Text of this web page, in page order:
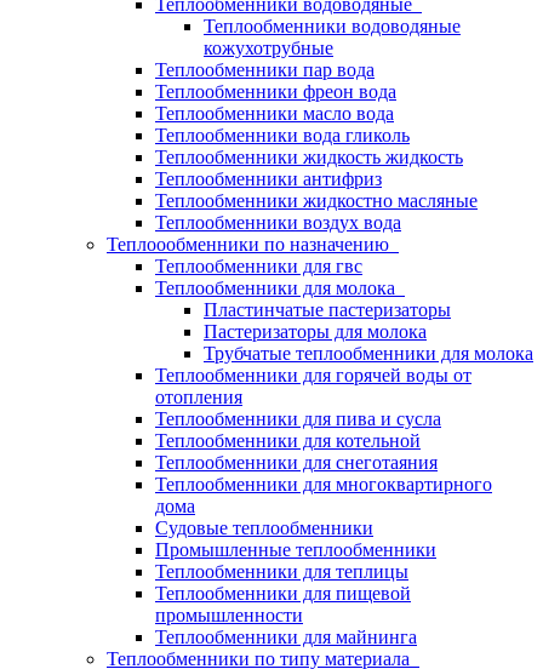
Теплообменники водоводяные
Теплообменники водоводяные
кожухотрубные
Теплообменники пар вода
Теплообменники фреон вода
Теплообменники масло вода
Теплообменники вода гликоль
Теплообменники жидкость жидкость
Теплообменники антифриз
Теплообменники жидкостно масляные
Теплообменники воздух вода
Теплоообменники по назначению
Теплообменники для гвс
Теплообменники для молока
Пластинчатые пастеризаторы
Пастеризаторы для молока
Трубчатые теплообменники для молока
Теплообменники для горячей воды от
отопления
Теплообменники для пива и сусла
Теплообменники для котельной
Теплообменники для снеготаяния
Теплообменники для многоквартирного
дома
Судовые теплообменники
Промышленные теплообменники
Теплообменники для теплицы
Теплообменники для пищевой
промышленности
Теплообменники для майнинга
Теплообменники по типу материала